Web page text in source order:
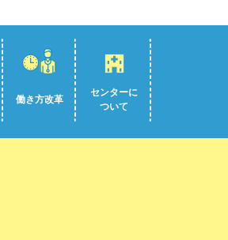
働き方改革
センターに
ついて